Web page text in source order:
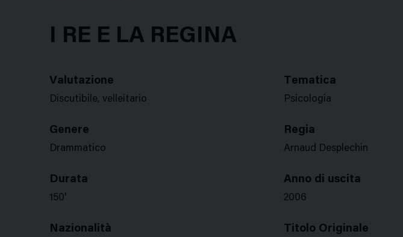
I RE E LA REGINA
Valutazione
Discutibile, velleitario
Tematica
Psicologia
Genere
Drammatico
Regia
Arnaud Desplechin
Durata
150'
Anno di uscita
2006
Nazionalità Titolo Originale